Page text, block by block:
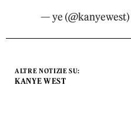
— ye (@kanyewest)
ALTRE NOTIZIE SU:
KANYE WEST